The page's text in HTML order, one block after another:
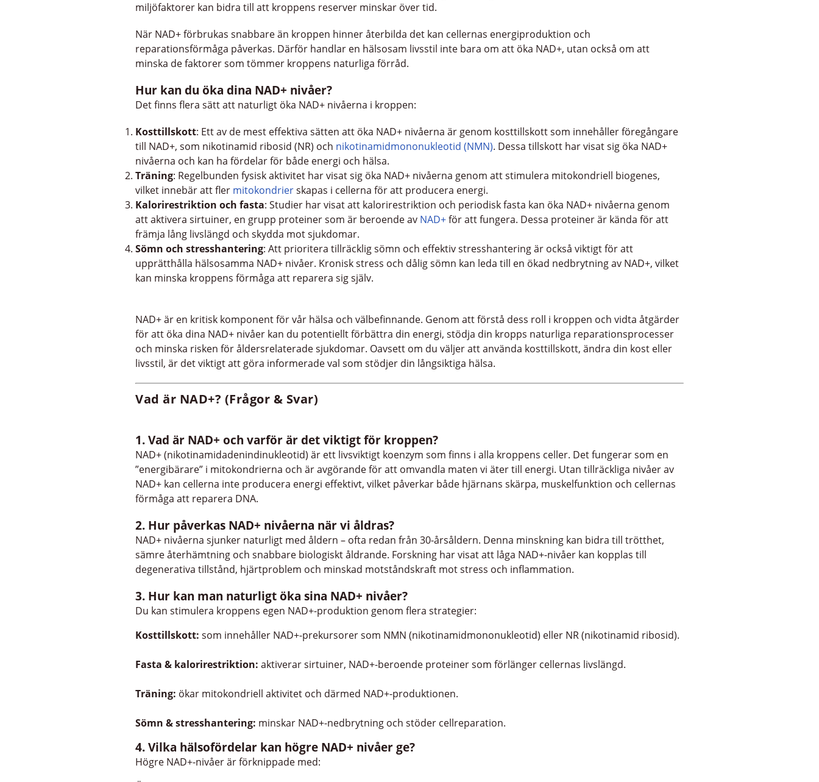
miljöfaktorer kan bidra till att kroppens reserver minskar över tid.
När NAD+ förbrukas snabbare än kroppen hinner återbilda det kan cellernas energiproduktion och
reparationsförmåga påverkas. Därför handlar en hälsosam livsstil inte bara om att öka NAD+, utan också om att
minska de faktorer som tömmer kroppens naturliga förråd.
Hur kan du öka dina NAD+ nivåer?
Det finns flera sätt att naturligt öka NAD+ nivåerna i kroppen:
Kosttillskott: Ett av de mest effektiva sätten att öka NAD+ nivåerna är genom kosttillskott som innehåller föregångare
till NAD+, som nikotinamid ribosid (NR) och nikotinamidmononukleotid (NMN). Dessa tillskott har visat sig öka NAD+
nivåerna och kan ha fördelar för både energi och hälsa.
Träning: Regelbunden fysisk aktivitet har visat sig öka NAD+ nivåerna genom att stimulera mitokondriell biogenes,
vilket innebär att fler mitokondrierskapas i cellerna för att producera energi.
Kalorirestriktion och fasta: Studier har visat att kalorirestriktion och periodisk fasta kan öka NAD+ nivåerna genom
att aktivera sirtuiner, en grupp proteiner som är beroende av NAD+för att fungera. Dessa proteiner är kända för att
främja lång livslängd och skydda mot sjukdomar.
Sömn och stresshantering: Att prioritera tillräcklig sömn och effektiv stresshantering är också viktigt för att
upprätthålla hälsosamma NAD+ nivåer. Kronisk stress och dålig sömn kan leda till en ökad nedbrytning av NAD+, vilket
kan minska kroppens förmåga att reparera sig själv.
NAD+ är en kritisk komponent för vår hälsa och välbefinnande. Genom att förstå dess roll i kroppen och vidta åtgärder
för att öka dina NAD+ nivåer kan du potentiellt förbättra din energi, stödja din kropps naturliga reparationsprocesser
och minska risken för åldersrelaterade sjukdomar. Oavsett om du väljer att använda kosttillskott, ändra din kost eller
livsstil, är det viktigt att göra informerade val som stödjer din långsiktiga hälsa.
Vad är NAD+? (Frågor & Svar)
1. Vad är NAD+ och varför är det viktigt för kroppen?
NAD+ (nikotinamidadenindinukleotid) är ett livsviktigt koenzym som finns i alla kroppens celler. Det fungerar som en
”energibärare” i mitokondrierna och är avgörande för att omvandla maten vi äter till energi. Utan tillräckliga nivåer av
NAD+ kan cellerna inte producera energi effektivt, vilket påverkar både hjärnans skärpa, muskelfunktion och cellernas
förmåga att reparera DNA.
2. Hur påverkas NAD+ nivåerna när vi åldras?
NAD+ nivåerna sjunker naturligt med åldern – ofta redan från 30-årsåldern. Denna minskning kan bidra till trötthet,
sämre återhämtning och snabbare biologiskt åldrande. Forskning har visat att låga NAD+-nivåer kan kopplas till
degenerativa tillstånd, hjärtproblem och minskad motståndskraft mot stress och inflammation.
3. Hur kan man naturligt öka sina NAD+ nivåer?
Du kan stimulera kroppens egen NAD+-produktion genom flera strategier:
Kosttillskott: som innehåller NAD+-prekursorer som NMN (nikotinamidmononukleotid) eller NR (nikotinamid ribosid).
Fasta & kalorirestriktion: aktiverar sirtuiner, NAD+-beroende proteiner som förlänger cellernas livslängd.
Träning: ökar mitokondriell aktivitet och därmed NAD+-produktionen.
Sömn & stresshantering: minskar NAD+-nedbrytning och stöder cellreparation.
4. Vilka hälsofördelar kan högre NAD+ nivåer ge?
Högre NAD+-nivåer är förknippade med: